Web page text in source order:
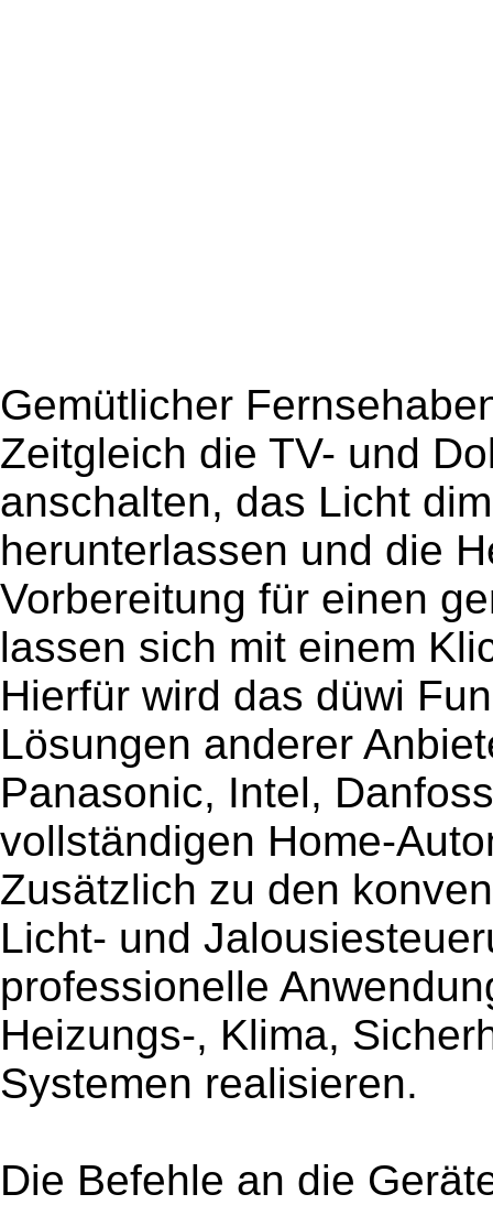
Gemütlicher
Zeitgleich die TV- und
anschalten, das Licht
herunterlassen und die
Vorbereitung für einen
lassen sich mit einem
Hierfür wird das düwi
Lösungen anderer
Panasonic, Intel,
vollständigen Home-
Zusätzlich zu den
Licht- und
professionelle
Heizungs-, Klima,
Systemen realisieren.
Die Befehle an die